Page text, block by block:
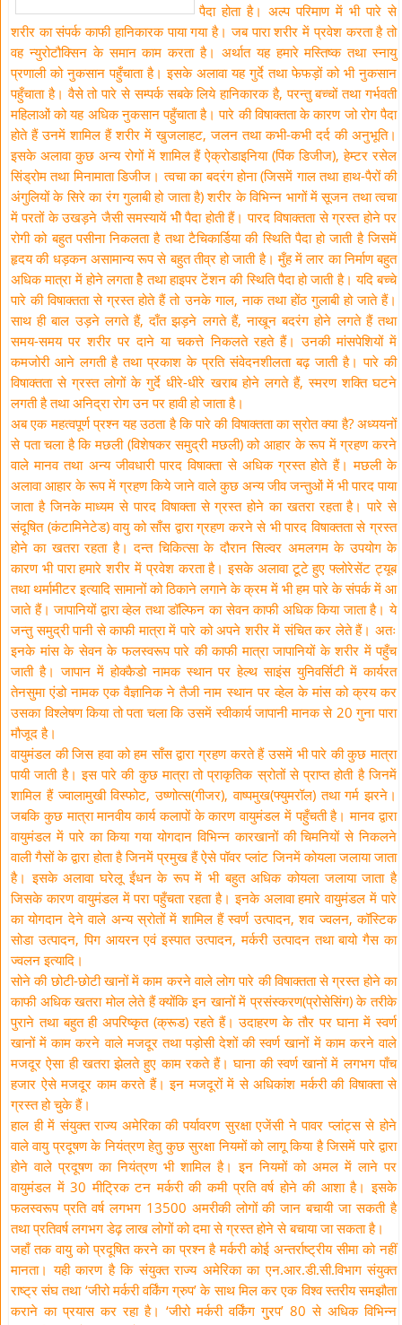
पैदा होता है। अल्प परिमाण में भी पारे से
शरीर का संपर्क काफी हानिकारक पाया गया है। जब पारा शरीर में प्रवेश करता है तो
वह न्युरोटौक्सिन के समान काम करता है। अर्थात यह हमारे मस्तिष्क तथा स्नायु
प्रणाली को नुकसान पहुँचाता है। इसके अलावा यह गुर्दे तथा फेफड़ों को भी नुकसान
पहुँचाता है। वैसे तो पारे से सम्पर्क सबके लिये हानिकारक है, परन्तु बच्चों तथा गर्भवती
महिलाओं को यह अधिक नुकसान पहुँचाता है। पारे की विषाक्तता के कारण जो रोग पैदा
होते हैं उनमें शामिल हैं शरीर में खुजलाहट, जलन तथा कभी-कभी दर्द की अनुभूति।
इसके अलावा कुछ अन्य रोगों में शामिल हैं ऐक्रोडाइनिया (पिंक डिजीज), हेम्टर रसेल
सिंड्रोम तथा मिनामाता डिजीज। त्वचा का बदरंग होना (जिसमें गाल तथा हाथ-पैरों की
अंगुलियों के सिरे का रंग गुलाबी हो जाता है) शरीर के विभिन्न भागों में सूजन तथा त्वचा
में परतों के उखड़ने जैसी समस्यायें भीे पैदा होती हैं। पारद विषाक्तता से ग्रस्त होने पर
रोगी को बहुत पसीना निकलता है तथा टैचिकार्डिया की स्थिति पैदा हो जाती है जिसमें
हृदय की धड़कन असामान्य रूप से बहुत तीव्र हो जाती है। मुँह में लार का निर्माण बहुत
अधिक मात्रा में होने लगता हैे तथा हाइपर टेंशन की स्थिति पैदा हो जाती है। यदि बच्चे
पारे की विषाक्तता से ग्रस्त होते हैं तो उनके गाल, नाक तथा होंठ गुलाबी हो जाते हैं।
साथ ही बाल उड़ने लगते हैं, दाँत झड़ने लगते हैं, नाखून बदरंग होने लगते हैं तथा
समय-समय पर शरीर पर दाने या चकत्ते निकलते रहते हैं। उनकी मांसपेशियों में
कमजोरी आने लगती है तथा प्रकाश के प्रति संवेदनशीलता बढ़ जाती है। पारे की
विषाक्तता से ग्रस्त लोगों के गुर्दे धीरे-धीरे खराब होने लगते हैं, स्मरण शक्ति घटने
लगती है तथा अनिद्रा रोग उन पर हावी हो जाता है।
अब एक महत्वपूर्ण प्रश्न यह उठता है कि पारे की विषाक्तता का स्रोत क्या है? अध्ययनों
से पता चला है कि मछली (विशेषकर समुद्री मछली) को आहार के रूप में ग्रहण करने
वाले मानव तथा अन्य जीवधारी पारद विषाक्ता से अधिक ग्रस्त होते हैं। मछली के
अलावा आहार के रूप में ग्रहण किये जाने वाले कुछ अन्य जीव जन्तुओं में भी पारद पाया
जाता है जिनके माध्यम से पारद विषाक्ता से ग्रस्त होने का खतरा रहता है। पारे से
संदूषित (कंटामिनेटेड) वायु को साँस द्वारा ग्रहण करने से भी पारद विषाक्तता से ग्रस्त
होने का खतरा रहता है। दन्त चिकित्सा के दौरान सिल्वर अमलगम के उपयोग के
कारण भी पारा हमारे शरीर में प्रवेश करता है। इसके अलावा टूटे हुए फ्लोरेसेंट ट्यूब
तथा थर्मामीटर इत्यादि सामानों को ठिकाने लगाने के क्रम में भी हम पारे के संपर्क में आ
जाते हैं। जापानियों द्वारा व्हेल तथा डॉल्फिन का सेवन काफी अधिक किया जाता है। ये
जन्तु समुद्री पानी से काफी मात्रा में पारे को अपने शरीर में संचित कर लेते हैं। अतः
इनके मांस के सेवन के फलस्वरूप पारे की काफी मात्रा जापानियों के शरीर में पहुँच
जाती है। जापान में होक्कैडो नामक स्थान पर हेल्थ साइंस युनिवर्सिटी में कार्यरत
तेनसुमा एंडो नामक एक वैज्ञानिक ने तैजी नाम स्थान पर व्हेल के मांस को क्रय कर
उसका विश्लेषण किया तो पता चला कि उसमें स्वीकार्य जापानी मानक से 20 गुना पारा
मौजूद है।
वायुमंडल की जिस हवा को हम साँस द्वारा ग्रहण करते हैं उसमें भी पारे की कुछ मात्रा
पायी जाती है। इस पारे की कुछ मात्रा तो प्राकृतिक स्रोतों से प्राप्त होती है जिनमें
शामिल हैं ज्वालामुखी विस्फोट, उष्णोत्स(गीजर), वाष्पमुख(फ्युमरॉल) तथा गर्म झरने।
जबकि कुछ मात्रा मानवीय कार्य कलापों के कारण वायुमंडल में पहुँचती है। मानव द्वारा
वायुमंडल में पारे का किया गया योगदान विभिन्न कारखानों की चिमनियों से निकलने
वाली गैसों के द्वारा होता है जिनमें प्रमुख हैं ऐसे पॉवर प्लांट जिनमें कोयला जलाया जाता
है। इसके अलावा घरेलू ईंधन के रूप में भी बहुत अधिक कोयला जलाया जाता है
जिसके कारण वायुमंडल में परा पहुँचता रहता है। इनके अलावा हमारे वायुमंडल में पारे
का योगदान देने वाले अन्य स्रोतों में शामिल हैं स्वर्ण उत्पादन, शव ज्वलन, कॉस्टिक
सोडा उत्पादन, पिग आयरन एवं इस्पात उत्पादन, मर्करी उत्पादन तथा बायो गैस का
ज्वलन इत्यादि।
सोने की छोटी-छोटी खानों में काम करने वाले लोग पारे की विषाक्तता से ग्रस्त होने का
काफी अधिक खतरा मोल लेते हैं क्योंकि इन खानों में प्रसंस्करण(प्रोसेसिंग) के तरीके
पुराने तथा बहुत ही अपरिष्कृत (क्रूड) रहते हैं। उदाहरण के तौर पर घाना में स्वर्ण
खानों में काम करने वाले मजदूर तथा पड़ोसी देशों की स्वर्ण खानों में काम करने वाले
मजदूर ऐसा ही खतरा झेलते हुए काम रकते हैं। घाना की स्वर्ण खानों में लगभग पाँच
हजार ऐसे मजदूर काम करते हैं। इन मजदूरों में से अधिकांश मर्करी की विषाक्ता से
ग्रस्त हो चुके हैं।
हाल ही में संयुक्त राज्य अमेरिका की पर्यावरण सुरक्षा एजेंसी ने पावर प्लांट्स से होने
वाले वायु प्रदूषण के नियंत्रण हेतु कुछ सुरक्षा नियमों को लागू किया है जिसमें पारे द्वारा
होने वाले प्रदूषण का नियंत्रण भी शामिल है। इन नियमों को अमल में लाने पर
वायुमंडल में 30 मीट्रिक टन मर्करी की कमी प्रति वर्ष होने की आशा है। इसके
फलस्वरूप प्रति वर्ष लगभग 13500 अमरीकी लोगों की जान बचायी जा सकती है
तथा प्रतिवर्ष लगभग डेढ़ लाख लोगों को दमा से ग्रस्त होने से बचाया जा सकता है।
जहाँ तक वायु को प्रदूषित करने का प्रश्न है मर्करी कोई अन्तर्राष्ट्रीय सीमा को नहीं
मानता। यही कारण है कि संयुक्त राज्य अमेरिका का एन.आर.डी.सी.विभाग संयुक्त
राष्ट्र संघ तथा ‘जीरो मर्करी वर्किंग ग्रुप’ के साथ मिल कर एक विश्व स्तरीय समझौता
कराने का प्रयास कर रहा है। ‘जीरो मर्करी वर्किंग गु्रप’ 80 से अधिक विभिन्न